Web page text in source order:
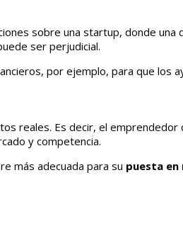
sobre una startup, donde
ser perjudicial.
por ejemplo, para que los
reales. Es decir, el
y competencia.
más adecuada para su puesta en